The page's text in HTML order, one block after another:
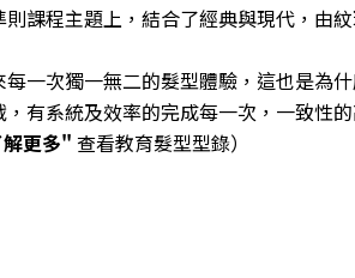
課程主題上，結合了經典與現代，由
每一次獨一無二的髮型體驗，這也是為
有系統及效率的完成每一次，一致性的
更多" 查看教育髮型型錄）